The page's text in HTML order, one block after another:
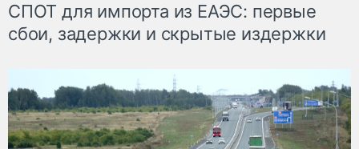
СПОТ для импорта из ЕАЭС: первые
сбои, задержки и скрытые издержки